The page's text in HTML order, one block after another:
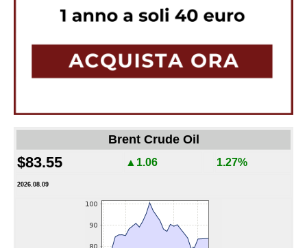
Brent Crude Oil
$83.55 ▲1.06 1.27%
2026.08.09